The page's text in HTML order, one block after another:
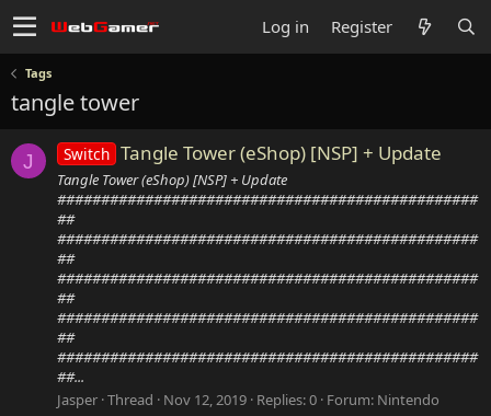
Log in Register
Tags
tangle tower
J Switch Tangle Tower (eShop) [NSP] + Update
Tangle Tower (eShop) [NSP] + Update
################################################
##
################################################
##
################################################
##
################################################
##
################################################
##...
Jasper Thread Nov 12, 2019 Replies: 0 Forum: Nintendo